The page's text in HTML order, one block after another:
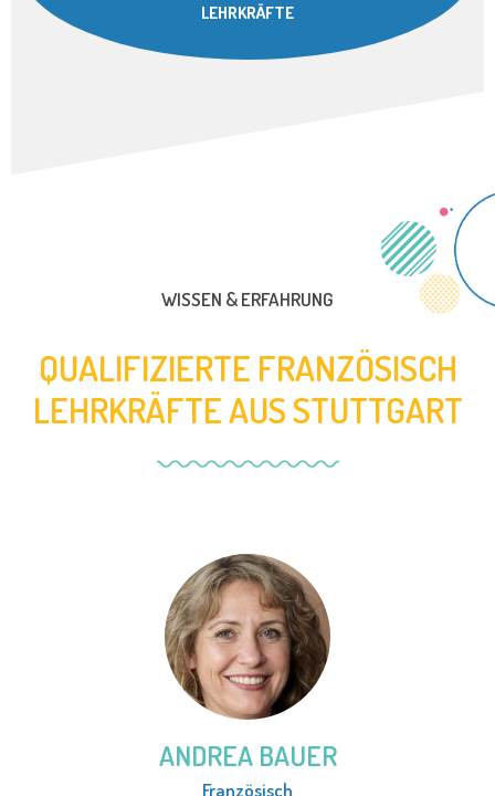
LEHRKRÄFTE
WISSEN & ERFAHRUNG
QUALIFIZIERTE FRANZÖSISCH
LEHRKRÄFTE AUS STUTTGART
ANDREA BAUER
Französisch